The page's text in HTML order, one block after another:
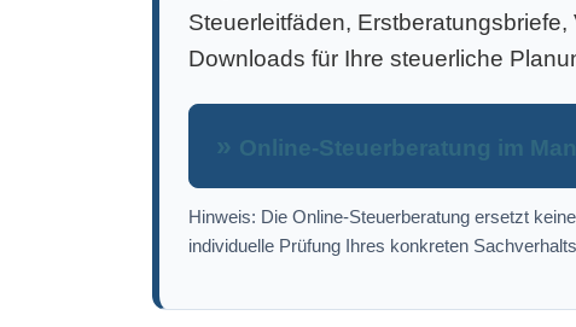
Steuerleitfäden,
Downloads für Ihre steuerliche
Online-Steuerberatung im
Hinweis: Die Online-Steuerberatung ersetzt
individuelle Prüfung Ihres konkreten